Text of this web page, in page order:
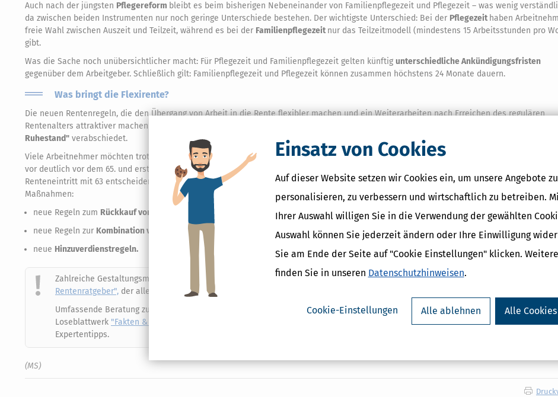
Einsatz von Cookies
Auf dieser Website setzen wir Cookies ein, um unsere Angebote zu
personalisieren, zu verbessern und wirtschaftlich zu betreiben.
Ihrer Auswahl willigen Sie in die Verwendung der gewählten
Auswahl können Sie jederzeit ändern oder Ihre Einwilligung
Sie am Ende der Seite auf "Cookie Einstellungen" klicken.
finden Sie in unseren Datenschutzhinweisen.
Cookie-Einstellungen Alle ablehnen Alle
Auch nach der jüngsten Pflegereform bleibt es beim bisherigen Nebeneinander von Familienpflegezeit und Pflegezeit – was wenig
da zwischen beiden Instrumenten nur noch geringe Unterschiede bestehen. Der wichtigste Unterschied: Bei der Pflegezeit haben
freie Wahl zwischen Auszeit und Teilzeit, während es bei der Familienpflegezeitnur das Teilzeitmodell (mindestens 15 Arbeitsstunden pro
gibt.
Was die Sache noch unübersichtlicher macht: Für Pflegezeit und Familienpflegezeit gelten künftig unterschiedliche Ankündigungsfristen
gegenüber dem Arbeitgeber. Schließlich gilt: Familienpflegezeit und Pflegezeit können zusammen höchstens 24 Monate dauern.
Was bringt die Flexirente?
Die neuen Rentenregeln, die den Übergang von Arbeit in die Rente flexibler machen und ein Weiterarbeiten nach Erreichen des regulären
Rentenalters attraktiver machen sollen, wurden im Rahmen des
Ruhestand" verabschiedet.
Viele Arbeitnehmer möchten trotz aller Initiativen, die der Gesetzgeber in den letzten 15 Jahren gegen die Frühverrentung ergriffen hat, nach
vor deutlich vor dem 65. und erst recht vor dem67. Geburtstag
Renteneintritt mit 63 entscheiden, doch Sie müssen beträchtlicheRenteneinbußenhinnehmen. Dagegen helfen folgende gesetzgeberische
Maßnahmen:
neue Regeln zum Rückkauf von Rentenabschlägen,
neue Regeln zur Kombination von Arbeit und Rente
neue Hinzuverdienstregeln.
Zahlreiche Gestaltungsmöglichkeiten für den Übergang vom Arbeitsleben in den Ruhestand finden Sie in unserem
Rentenratgeber", der alle Gesetzesänderungen seit dem 1.7.2021 berücksichtigt.
Umfassende Beratung zu allen Sozialversicherungen, zu Finanzen, Steuern und Recht bietet das kontinuierlich aktualisierte
Loseblattwerk "Fakten & Tipps"
mit kommentierten Gerichtsurteilen, fundiertem Basiswissen auf neuestem Rechtsstand und
Expertentipps.
(MS)